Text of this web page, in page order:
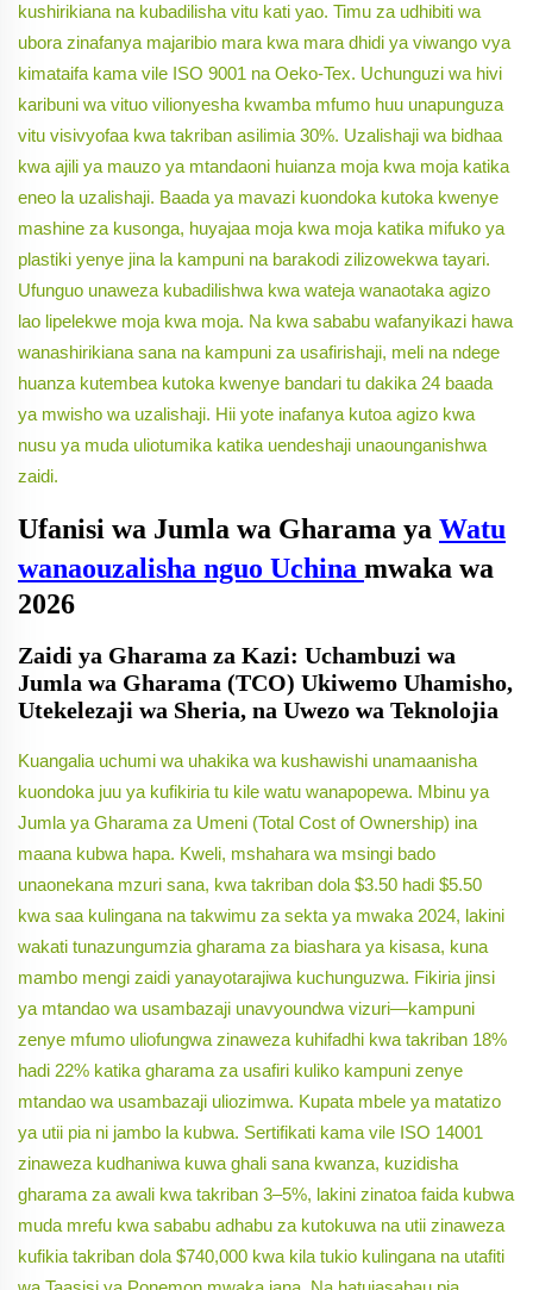
kushirikiana na kubadilisha vitu kati yao. Timu za udhibiti wa
ubora zinafanya majaribio mara kwa mara dhidi ya viwango vya
kimataifa kama vile ISO 9001 na Oeko-Tex. Uchunguzi wa hivi
karibuni wa vituo vilionyesha kwamba mfumo huu unapunguza
vitu visivyofaa kwa takriban asilimia 30%. Uzalishaji wa bidhaa
kwa ajili ya mauzo ya mtandaoni huianza moja kwa moja katika
eneo la uzalishaji. Baada ya mavazi kuondoka kutoka kwenye
mashine za kusonga, huyajaa moja kwa moja katika mifuko ya
plastiki yenye jina la kampuni na barakodi zilizowekwa tayari.
Ufunguo unaweza kubadilishwa kwa wateja wanaotaka agizo
lao lipelekwe moja kwa moja. Na kwa sababu wafanyikazi hawa
wanashirikiana sana na kampuni za usafirishaji, meli na ndege
huanza kutembea kutoka kwenye bandari tu dakika 24 baada
ya mwisho wa uzalishaji. Hii yote inafanya kutoa agizo kwa
nusu ya muda uliotumika katika uendeshaji unaounganishwa
zaidi.
Ufanisi wa Jumla wa Gharama ya Watu
wanaouzalisha nguo Uchina mwaka wa
2026
Zaidi ya Gharama za Kazi: Uchambuzi wa
Jumla wa Gharama (TCO) Ukiwemo Uhamisho,
Utekelezaji wa Sheria, na Uwezo wa Teknolojia
Kuangalia uchumi wa uhakika wa kushawishi unamaanisha
kuondoka juu ya kufikiria tu kile watu wanapopewa. Mbinu ya
Jumla ya Gharama za Umeni (Total Cost of Ownership) ina
maana kubwa hapa. Kweli, mshahara wa msingi bado
unaonekana mzuri sana, kwa takriban dola $3.50 hadi $5.50
kwa saa kulingana na takwimu za sekta ya mwaka 2024, lakini
wakati tunazungumzia gharama za biashara ya kisasa, kuna
mambo mengi zaidi yanayotarajiwa kuchunguzwa. Fikiria jinsi
ya mtandao wa usambazaji unavyoundwa vizuri—kampuni
zenye mfumo uliofungwa zinaweza kuhifadhi kwa takriban 18%
hadi 22% katika gharama za usafiri kuliko kampuni zenye
mtandao wa usambazaji uliozimwa. Kupata mbele ya matatizo
ya utii pia ni jambo la kubwa. Sertifikati kama vile ISO 14001
zinaweza kudhaniwa kuwa ghali sana kwanza, kuzidisha
gharama za awali kwa takriban 3–5%, lakini zinatoa faida kubwa
muda mrefu kwa sababu adhabu za kutokuwa na utii zinaweza
kufikia takriban dola $740,000 kwa kila tukio kulingana na utafiti